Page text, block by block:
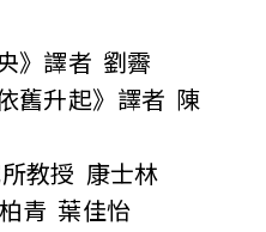
譯者 劉霽
升起》譯者 陳
教授 康士林
青 葉佳怡